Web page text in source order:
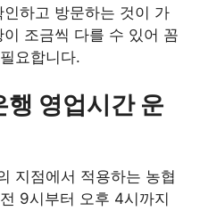
하고 방문하는 것이 가
조금씩 다를 수 있어 꼼
요합니다.
영업시간 운
지점에서 적용하는 농협
9시부터 오후 4시까지